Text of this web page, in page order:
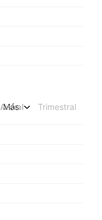
Anual Trimestral
Más